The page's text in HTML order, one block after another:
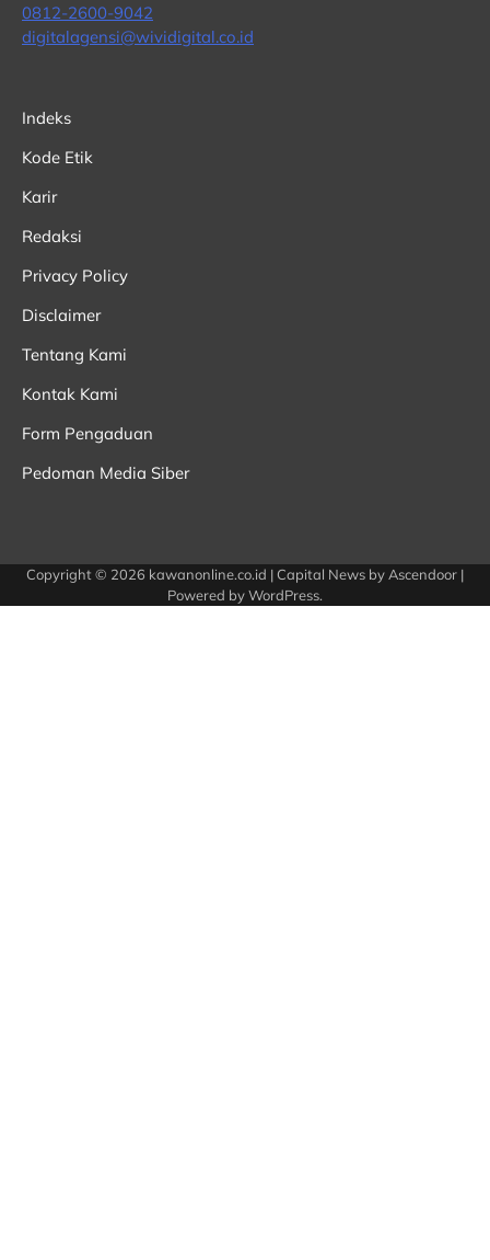
0812-2600-9042
digitalagensi@wividigital.co.id
Indeks
Kode Etik
Karir
Redaksi
Privacy Policy
Disclaimer
Tentang Kami
Kontak Kami
Form Pengaduan
Pedoman Media Siber
Copyright © 2026 kawanonline.co.id | Capital News byAscendoor |
Powered byWordPress.